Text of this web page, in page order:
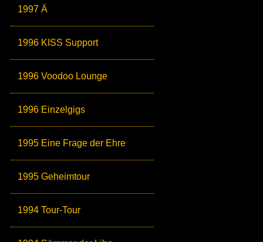
1997 Ä
1996 KISS Support
1996 Voodoo Lounge
1996 Einzelgigs
1995 Eine Frage der Ehre
1995 Geheimtour
1994 Tour-Tour